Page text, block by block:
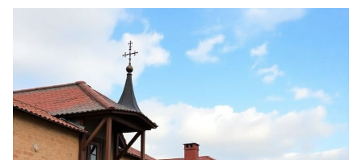
и
когда
лучше
ехать